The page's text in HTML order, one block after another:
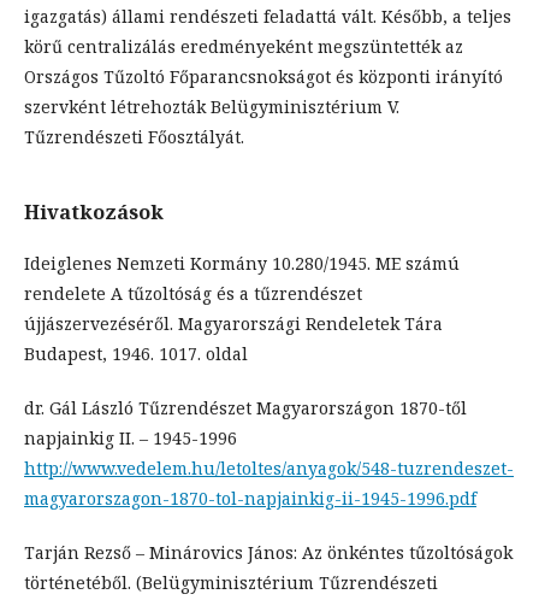
igazgatás) állami rendészeti feladattá vált. Később, a teljes
körű centralizálás eredményeként megszüntették az
Országos Tűzoltó Főparancsnokságot és központi irányító
szervként létrehozták Belügyminisztérium V.
Tűzrendészeti Főosztályát.
Hivatkozások
Ideiglenes Nemzeti Kormány 10.280/1945. ME számú
rendelete A tűzoltóság és a tűzrendészet
újjászervezéséről. Magyarországi Rendeletek Tára
Budapest, 1946. 1017. oldal
dr. Gál László Tűzrendészet Magyarországon 1870-től
napjainkig II. – 1945-1996
http://www.vedelem.hu/letoltes/anyagok/548-tuzrendeszet-
magyarorszagon-1870-tol-napjainkig-ii-1945-1996.pdf
Tarján Rezső – Minárovics János: Az önkéntes tűzoltóságok
történetéből. (Belügyminisztérium Tűzrendészeti